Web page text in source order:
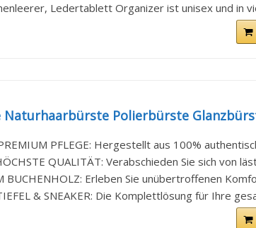
Ledertablett Organizer ist unisex und in
Naturhaarbürste Polierbürste
PFLEGE: Hergestellt aus 100%
QUALITÄT: Verabschieden Sie sich von
BUCHENHOLZ: Erleben Sie unübertroffenen
& SNEAKER: Die Komplettlösung für Ihre